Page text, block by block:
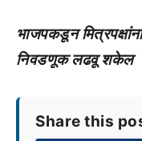
भाजपकडून
निवडणूक लढवू शकेल
Share this